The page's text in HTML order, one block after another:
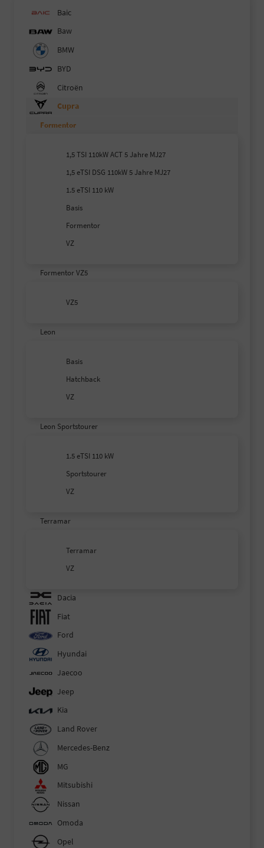
Baic
Baw
BMW
BYD
Citroën
Cupra
Formentor
1,5 TSI 110kW ACT 5 Jahre MJ27
1,5 eTSI DSG 110kW 5 Jahre MJ27
1.5 eTSI 110 kW
Basis
Formentor
VZ
Formentor VZ5
VZ5
Leon
Basis
Hatchback
VZ
Leon Sportstourer
1.5 eTSI 110 kW
Sportstourer
VZ
Terramar
Terramar
VZ
Dacia
Fiat
Ford
Hyundai
Jaecoo
Jeep
Kia
Land Rover
Mercedes-Benz
MG
Mitsubishi
Nissan
Omoda
Opel